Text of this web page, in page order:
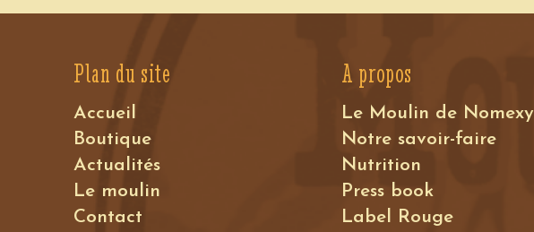
Plan du site
Accueil
Boutique
Actualités
Le moulin
Contact
A propos
Le Moulin de Nomexy
Notre savoir-faire
Nutrition
Press book
Label Rouge